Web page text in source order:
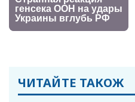
ЧИТАЙТЕ ТАКОЖ